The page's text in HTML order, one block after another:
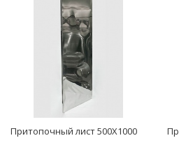
Притопочный лист 500Х1000